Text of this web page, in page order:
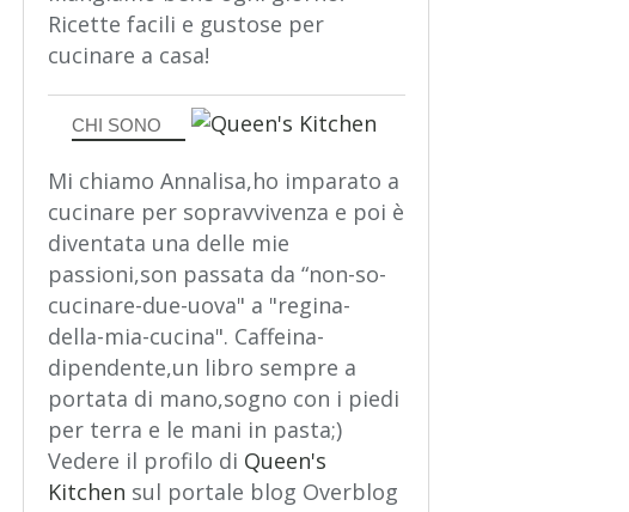
Ricette facili e gustose per
cucinare a casa!
CHI SONO
Mi chiamo Annalisa,ho imparato a
cucinare per sopravvivenza e poi è
diventata una delle mie
passioni,son passata da “non-so-
cucinare-due-uova" a "regina-
della-mia-cucina". Caffeina-
dipendente,un libro sempre a
portata di mano,sogno con i piedi
per terra e le mani in pasta;)
Vedere il profilo di Queen's
Kitchen sul portale blog Overblog